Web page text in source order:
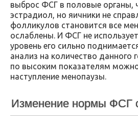
выброс ФСГ в половые органы,
эстрадиол, но яичники не
фолликулов становится все
ослаблены. И ФСГ не
уровень его сильно
анализ на количество данного
по высоким показателям
наступление менопаузы.
Изменение нормы ФСГ